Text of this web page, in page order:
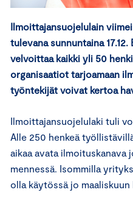
Ilmoittajansuojelulain
tulevana sunnuntaina
velvoittaa kaikki yli 50
organisaatiot tarjoamaan
työntekijät voivat kertoa
Ilmoittajansuojelulaki tuli
Alle 250 henkeä
aikaa avata ilmoituskanava
mennessä. Isommilla
olla käytössä jo